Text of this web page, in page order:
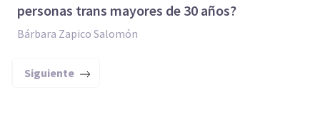
personas trans mayores de 30 años?
Bárbara Zapico Salomón
Siguiente